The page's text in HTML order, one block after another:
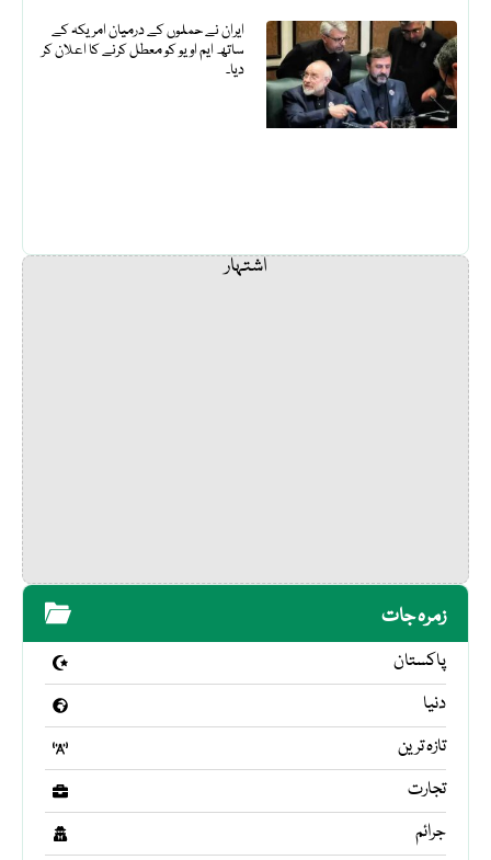
ایران نے حملوں کے درمیان امریکہ کے
ساتھ ایم او یو کو معطل کرنے کا اعلان کر
دیا۔
اشتہار
زمرہ جات
پاکستان
دنیا
تازہ ترین
تجارت
جرائم